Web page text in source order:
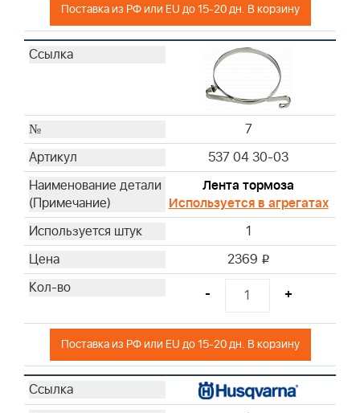
Поставка из РФ или EU до 15-20 дн. В корзину
7
537 04 30-03
Лента тормоза
Используется в агрегатах
1
2369 i
- +
Поставка из РФ или EU до 15-20 дн. В корзину